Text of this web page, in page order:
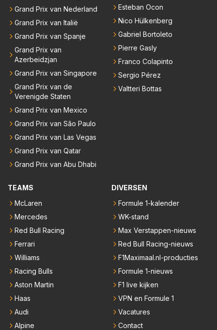
Grand Prix van Nederland
Grand Prix van Italië
Grand Prix van Spanje
Grand Prix van
Azerbeidzjan
Grand Prix van Singapore
Grand Prix van de
Verenigde Staten
Grand Prix van Mexico
Grand Prix van São Paulo
Grand Prix van Las Vegas
Grand Prix van Qatar
Grand Prix van Abu Dhabi
Esteban Ocon
Nico Hülkenberg
Gabriel Bortoleto
Pierre Gasly
Franco Colapinto
Sergio Pérez
Valtteri Bottas
TEAMS
McLaren
Mercedes
Red Bull Racing
Ferrari
Williams
Racing Bulls
Aston Martin
Haas
Audi
Alpine
DIVERSEN
Formule 1-kalender
WK-stand
Max Verstappen-nieuws
Red Bull Racing-nieuws
F1Maximaal.nl-producties
Formule 1-nieuws
F1 live kijken
VPN en Formule 1
Vacatures
Contact